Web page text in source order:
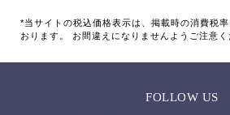
*当サイトの税込価格表示は、掲載時の消費税
おります。 お間違えになりませんようご注意く
FOLLOW US